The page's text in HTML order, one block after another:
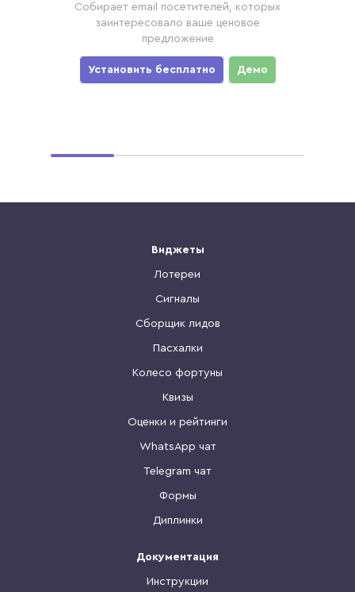
Собирает email посетителей, которых
заинтересовало ваше ценовое
предложение
Установить бесплатно Демо
Виджеты
Лотереи
Сигналы
Сборщик лидов
Пасхалки
Колесо фортуны
Квизы
Оценки и рейтинги
WhatsApp чат
Telegram чат
Формы
Диплинки
Документация
Инструкции